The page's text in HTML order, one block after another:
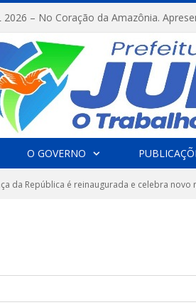
O GOVERNO
da República é reinaugurada e celebra novo